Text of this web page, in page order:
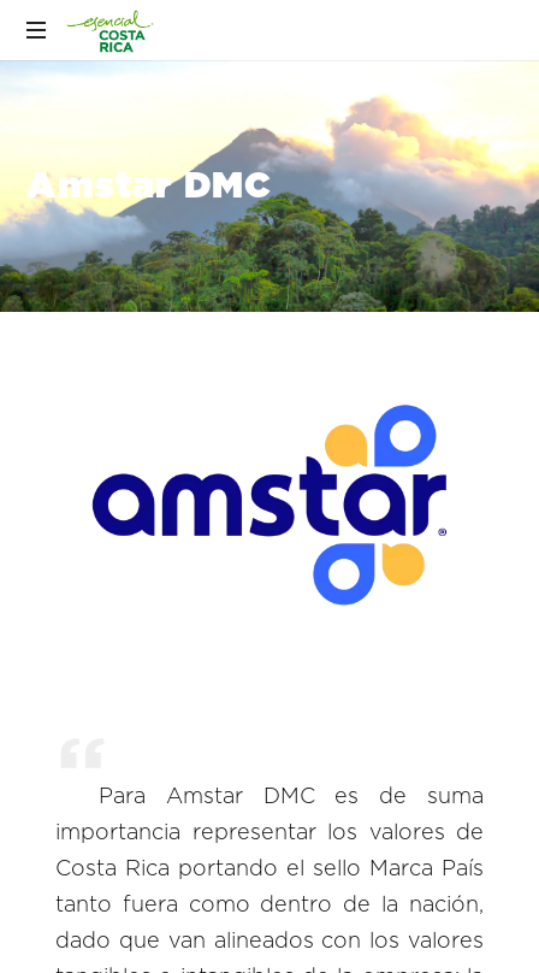
Amstar DMC
Para Amstar DMC es de suma
importancia representar los valores de
Costa Rica portando el sello Marca País
tanto fuera como dentro de la nación,
dado que van alineados con los valores